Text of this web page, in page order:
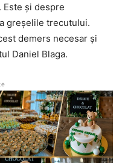
și despre
greșelile trecutului.
demers necesar și
Daniel Blaga.